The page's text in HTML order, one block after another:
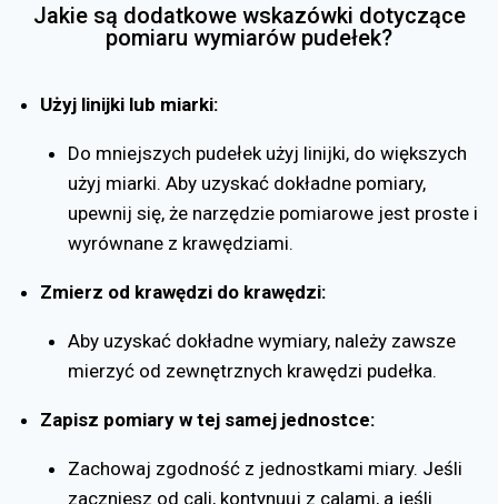
Jakie są dodatkowe wskazówki dotyczące
pomiaru wymiarów pudełek?
Użyj linijki lub miarki:
Do mniejszych pudełek użyj linijki, do większych
użyj miarki. Aby uzyskać dokładne pomiary,
upewnij się, że narzędzie pomiarowe jest proste i
wyrównane z krawędziami.
Zmierz od krawędzi do krawędzi:
Aby uzyskać dokładne wymiary, należy zawsze
mierzyć od zewnętrznych krawędzi pudełka.
Zapisz pomiary w tej samej jednostce:
Zachowaj zgodność z jednostkami miary. Jeśli
zaczniesz od cali, kontynuuj z calami, a jeśli